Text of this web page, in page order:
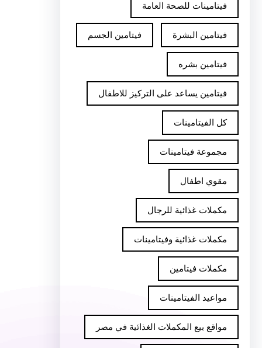
فيتامينات للصحة العامة
فيتامين البشرة فيتامين الجسم
فيتامين بشره
فيتامين يساعد على التركيز للاطفال
كل الفيتامينات
مجموعة فيتامينات
مقوي اطفال
مكملات غذائية للرجال
مكملات غذائية وفيتامينات
مكملات فيتامين
مواعيد الفيتامينات
مواقع بيع المكملات الغذائية في مصر